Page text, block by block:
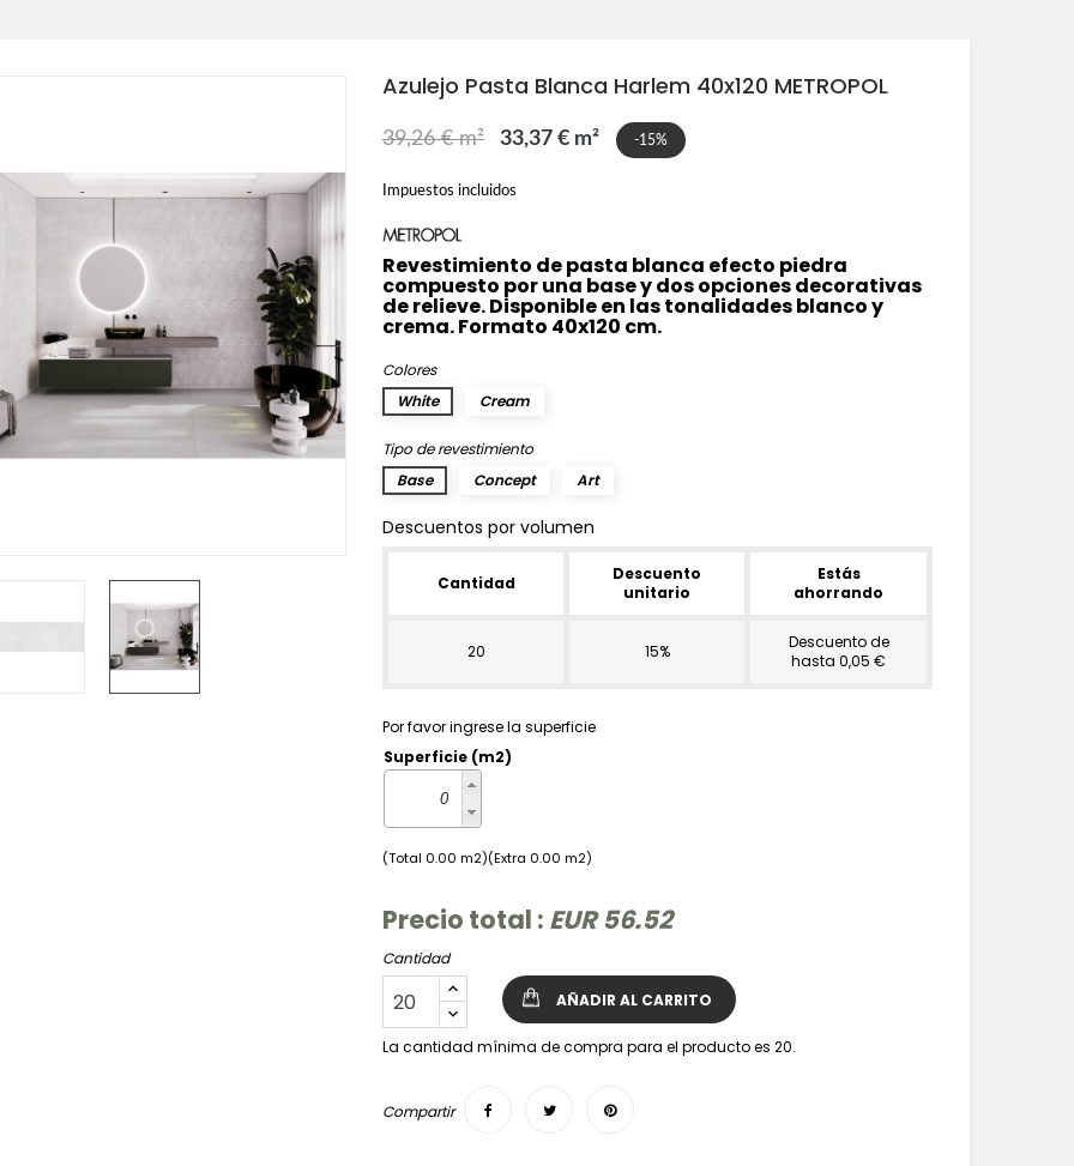
Azulejo Pasta Blanca Harlem 40x120 METROPOL
39,26 € m² 33,37 € m² -15%
Impuestos incluidos
Revestimiento de pasta blanca efecto piedra
compuesto por una base y dos opciones decorativas
de relieve. Disponible en las tonalidades blanco y
crema. Formato 40x120 cm.
Colores
White
Cream
Tipo de revestimiento
Base
Concept Art
Descuentos por volumen
Cantidad
Descuento
unitario
Estás
ahorrando
20 15%
Descuento de
hasta 0,05 €
Por favor ingrese la superficie
Superficie (m2)
(Total 0.00 m2)(Extra 0.00 m2)
Precio total : EUR 56.52
Cantidad
AÑADIR AL CARRITO
La cantidad mínima de compra para el producto es 20.
Compartir